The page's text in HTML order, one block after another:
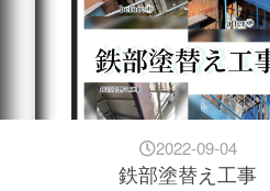
2022-09-04
鉄部塗替え工事